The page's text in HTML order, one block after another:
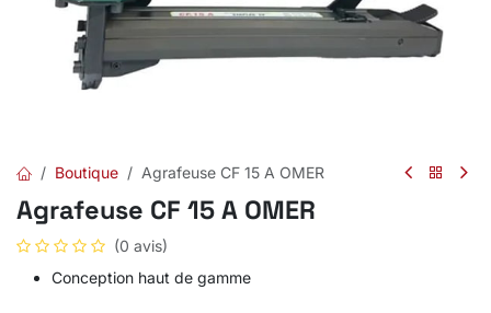
Boutique Agrafeuse CF 15 A OMER
Agrafeuse CF 15 A OMER
(0 avis)
Conception haut de gamme